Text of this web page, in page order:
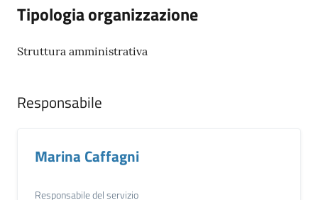
su
Tipologia organizzazione
Struttura amministrativa
Responsabile
Marina Caffagni
Responsabile del servizio